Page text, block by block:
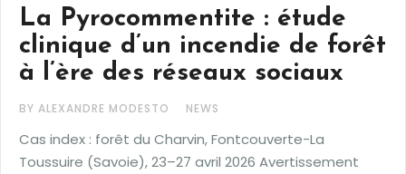
La Pyrocommentite : étude
clinique d’un incendie de forêt
à l’ère des réseaux sociaux
BY ALEXANDRE MODESTO NEWS
Cas index : forêt du Charvin, Fontcouverte-La
Toussuire (Savoie), 23–27 avril 2026 Avertissement